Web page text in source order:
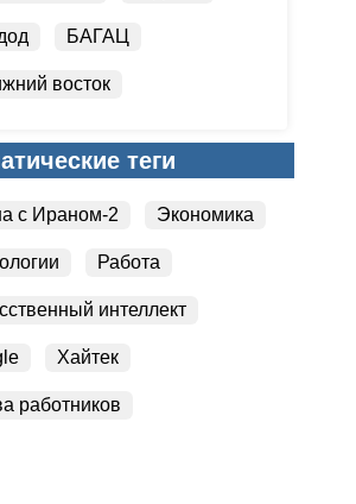
БАГАЦ
восток
легких
Студия
теги
с Ираном-2 Экономика
Работа
интеллект
Хайтек
работников